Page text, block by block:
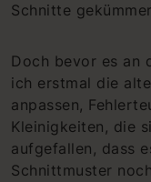
Schnitte
Doch bevor es an
ich erstmal die
anpassen,
Kleinigkeiten, die
aufgefallen, dass
Schnittmuster